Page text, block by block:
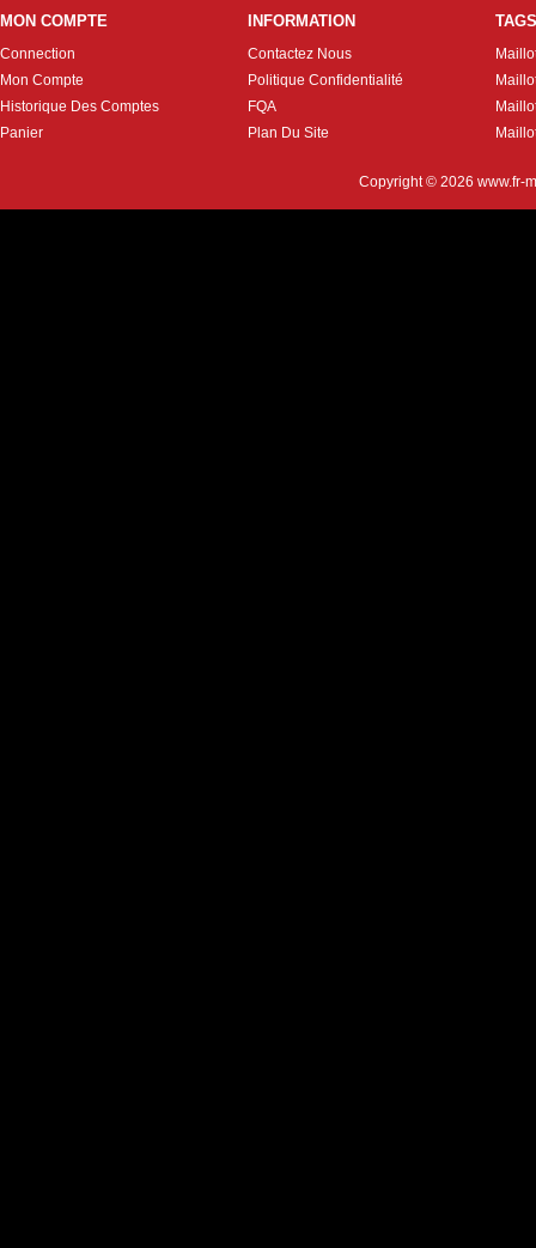
MON COMPTE
Connection
Mon Compte
Historique Des Comptes
Panier
INFORMATION
Contactez Nous
Politique Confidentialité
FQA
Plan Du Site
TAGS
Copyright © 2026 www.fr-